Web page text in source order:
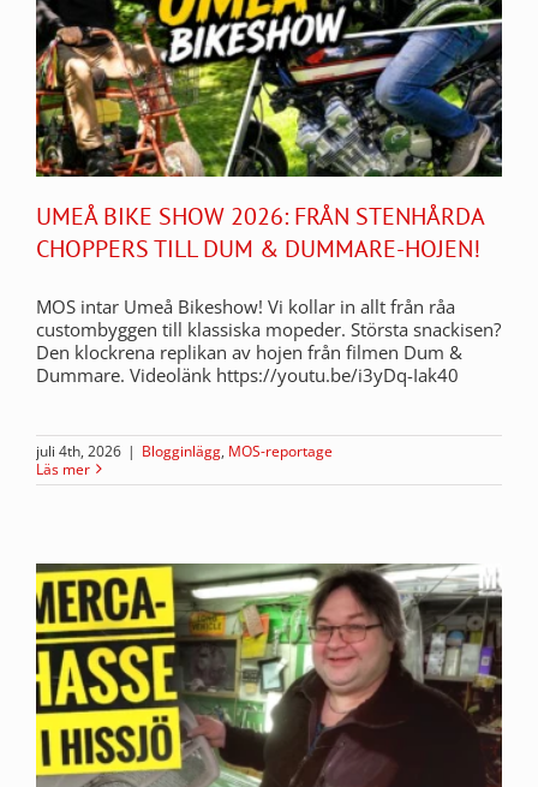
UMEÅ BIKE SHOW 2026: FRÅN STENHÅRDA
CHOPPERS TILL DUM & DUMMARE-HOJEN!
MOS intar Umeå Bikeshow! Vi kollar in allt från råa
custombyggen till klassiska mopeder. Största snackisen?
Den klockrena replikan av hojen från filmen Dum &
Dummare. Videolänk https://youtu.be/i3yDq-Iak40
juli 4th, 2026 | Blogginlägg, MOS-reportage
Läs mer